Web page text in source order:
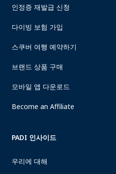
인정증 재발급 신청
다이빙 보험 가입
스쿠버 여행 예약하기
브랜드 상품 구매
모바일 앱 다운로드
Become an Affiliate
PADI 인사이드
우리에 대해